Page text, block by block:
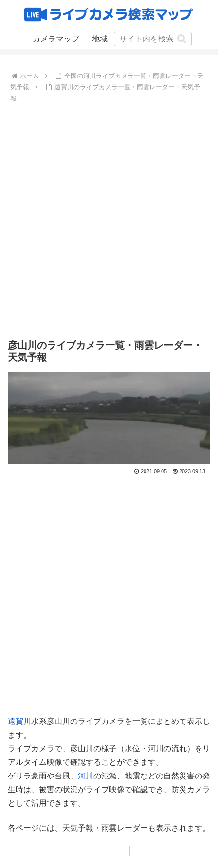
カメラマップ 地域
ホーム
全国の河川ライブカメラ一覧・雨雲レーダー・天
気予報
遠賀川のライブカメラ一覧・雨雲レーダー・天気予
報
彦山川のライブカメラ一覧・雨雲レーダー・
天気予報
2021.09.05 2023.09.13
遠賀川 水系彦山川のライブカメラを一覧にまとめて表示し
ます。
ライブカメラで、彦山川の様子（水位・河川の流れ）をリ
アルタイム映像で確認することができます。
ゲリラ豪雨や台風、 河川 の氾濫、地震などの自然災害の発
生時は、被害の状況がライブ映像で確認でき、防災カメラ
として活用できます。
各ページには、天気予報・雨雲レーダーも表示されます。